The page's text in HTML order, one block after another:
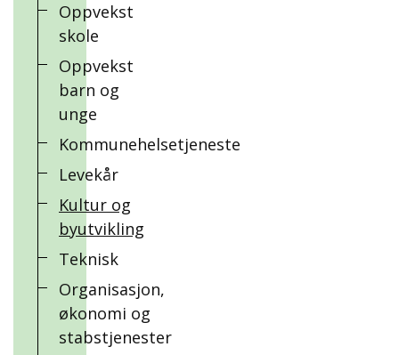
Oppvekst
skole
Oppvekst
barn og
unge
Kommunehelsetjeneste
Levekår
Kultur og
byutvikling
Teknisk
Organisasjon,
økonomi og
stabstjenester